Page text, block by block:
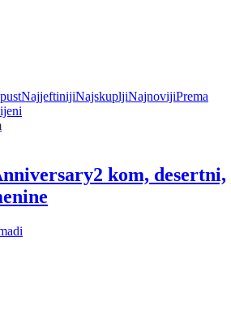
NajjeftinijiNajskupljiNajnovijiPrema
2 kom, desertni,